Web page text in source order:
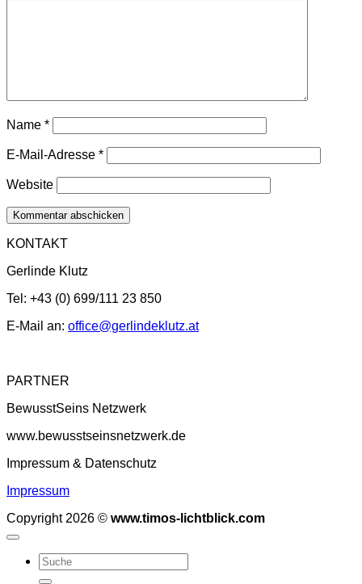
Name *
E-Mail-Adresse *
Website
KONTAKT
Gerlinde Klutz
Tel: +43 (0) 699/111 23 850
E-Mail an: office@gerlindeklutz.at
PARTNER
BewusstSeins Netzwerk
www.bewusstseinsnetzwerk.de
Impressum & Datenschutz
Impressum
Copyright 2026 © www.timos-lichtblick.com